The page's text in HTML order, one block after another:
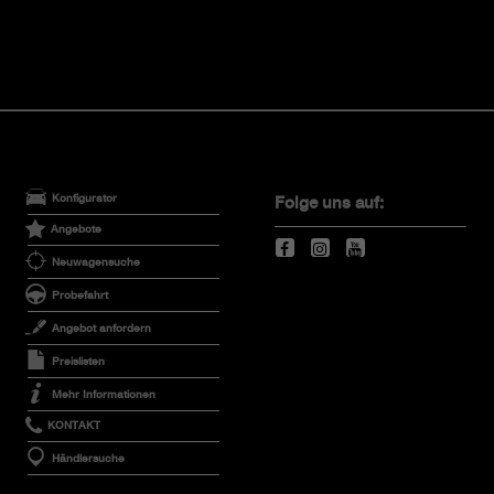
Konfigurator
Angebote
Neuwagensuche
Probefahrt
Angebot anfordern
Preislisten
Mehr Informationen
KONTAKT
Händlersuche
Folge uns auf: